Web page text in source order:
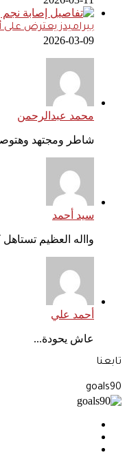
بيراميدز يعترض
2026-03-09
محمد عبدالرحمن
شاطر ومجتهد
سيد أحمد
وااله العظيم
أحمد علي
عاش يحودة...
تابعنا
goals90